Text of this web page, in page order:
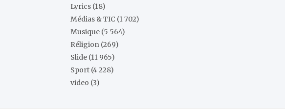
Lyrics (18)
Médias & TIC (1 702)
Musique (5 564)
Réligion (269)
Slide (11 965)
Sport (4 228)
video (3)